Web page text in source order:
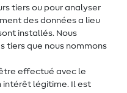
tiers ou pour analyser
des données a lieu
installés. Nous
tiers que nous nommons
effectué avec le
intérêt légitime. Il est